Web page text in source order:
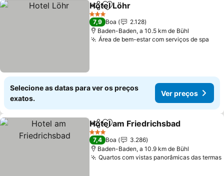
PartilharAdicionar aos favoritos
Hotel Löhr
3 Estrelas
7,9 Boa
2.128
Baden-Baden, a 10.5 km de Bühl
Área de bem-estar com serviços de spa
Selecione as datas para ver os preços
exatos.
Ver preços
PartilharAdicionar aos favoritos
Hotel am Friedrichsbad
3 Estrelas
7,4 Boa
3.286
Baden-Baden, a 10.9 km de Bühl
Quartos com vistas panorâmicas das termas